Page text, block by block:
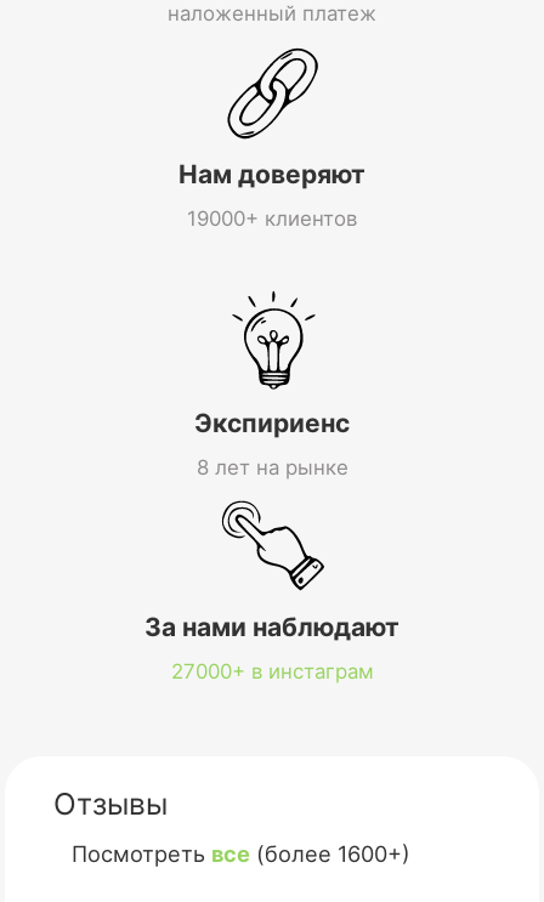
наложенный платеж
Нам доверяют
19000+ клиентов
Экспириенс
8 лет на рынке
За нами наблюдают
27000+ в инстаграм
Отзывы
Посмотреть все (более 1600+)